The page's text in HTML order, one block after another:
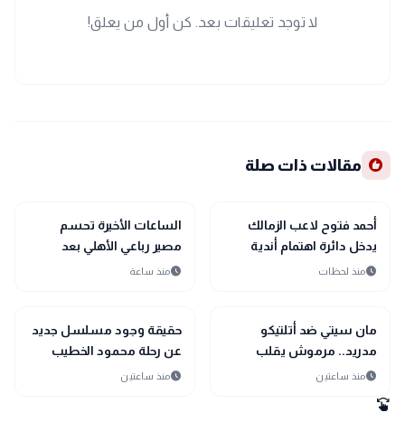
لا توجد تعليقات بعد. كن أول من يعلق!
recommend مقالات ذات صلة
sports_soccer
رياضة
أحمد فتوح لاعب الزمالك
يدخل دائرة اهتمام أندية
الدوري السعودي
scheduleمنذ لحظات
sports_soccer
رياضة
الساعات الأخيرة تحسم
مصير رباعي الأهلي بعد
الخروج من حسابات عموتة
scheduleمنذ ساعة
sports_soccer
رياضة
مان سيتي ضد أتلتيكو
مدريد.. مرموش يقلب
المباراة بثنائية
scheduleمنذ ساعتين
interests
منوعات
حقيقة وجود مسلسل جديد
عن رحلة محمود الخطيب
scheduleمنذ ساعتين
swipe